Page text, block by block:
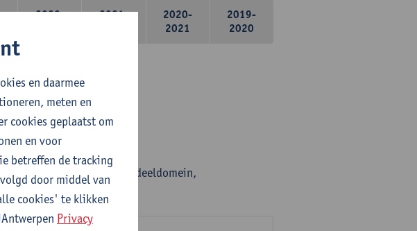
2022-
2021-
2020-
2021
2019-
2020
studiepunten,
6 studiepunten per deeldomein,
en daarmee
meten en
cookies geplaatst om
en voor
betreffen de tracking
door middel van
cookies' te klikken
Privacy